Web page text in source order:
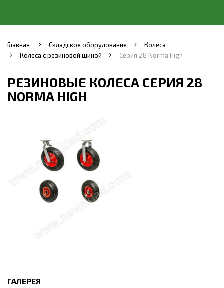
Главная Складское оборудование
Колеса
Колеса с резиновой шиной
Серия 28 Norma High
РЕЗИНОВЫЕ КОЛЕСА СЕРИЯ 28
NORMA HIGH
ГАЛЕРЕЯ